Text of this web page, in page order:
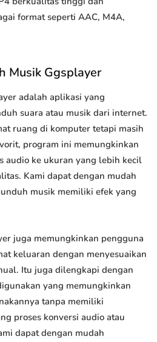
format seperti AAC, M4A,
Musik Ggsplayer
adalah aplikasi yang
suara atau musik dari internet.
ruang di komputer tetapi masih
program ini memungkinkan
audio ke ukuran yang lebih kecil
Kami dapat dengan mudah
musik memiliki efek yang
juga memungkinkan pengguna
keluaran dengan menyesuaikan
Itu juga dilengkapi dengan
yang memungkinkan
tanpa memiliki
proses konversi audio atau
dapat dengan mudah